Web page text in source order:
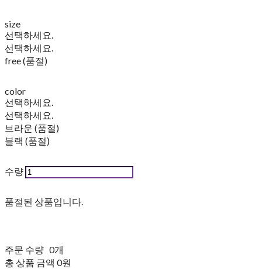
size
선택하세요.
선택하세요.
free (품절)
color
선택하세요.
선택하세요.
브라운 (품절)
블랙 (품절)
수량
품절된 상품입니다.
주문 수량 0개
총 상품 금액 0원